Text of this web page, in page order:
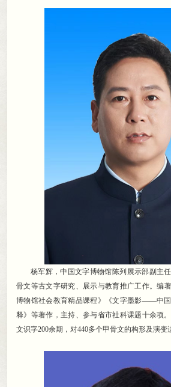
杨军辉 ，中国文字博物馆陈列展示部副主
骨文等古文字研究、展示与教育推广工作。
博物馆社会教育精品课程》《文字墨影——中
释》等著作 ， 主持、参与省市社科课题十余项
文识字200余期 ， 对440多个甲骨文的构形及演变